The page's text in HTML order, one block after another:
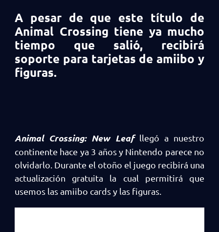
A pesar de que este título de
Animal Crossing tiene ya mucho
tiempo que salió, recibirá
soporte para tarjetas de amiibo y
figuras.
Animal Crossing: New Leaf llegó a nuestro
continente hace ya 3 años y Nintendo parece no
olvidarlo. Durante el otoño el juego recibirá una
actualización gratuita la cual permitirá que
usemos las amiibo cards y las figuras.